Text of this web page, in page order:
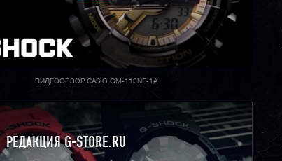
ВИДЕООБЗОР CASIO GM-110NE-1A
РЕДАКЦИЯ G-STORE.RU